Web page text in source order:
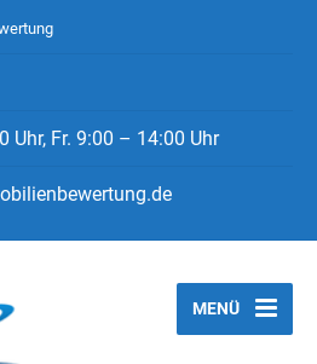
Uhr, Fr. 9:00 – 14:00 Uhr
MENÜ